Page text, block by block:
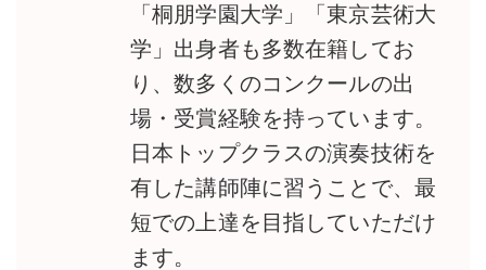
「桐朋学園大学」「東京芸術大
学」出身者も多数在籍してお
り、数多くのコンクールの出
場・受賞経験を持っています。
日本トップクラスの演奏技術を
有した講師陣に習うことで、最
短での上達を目指していただけ
ます。